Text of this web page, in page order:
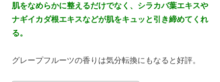
肌をなめらかに整えるだけでなく、シラカバ葉エキスや
ナギイカダ根エキスなどが肌をキュッと引き締めてくれ
る。
グレープフルーツの香りは気分転換にもなると好評。